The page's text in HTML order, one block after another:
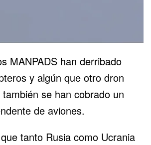
MANPADS han derribado
y algún que otro dron
se han cobrado un
de aviones.
tanto Rusia como Ucrania